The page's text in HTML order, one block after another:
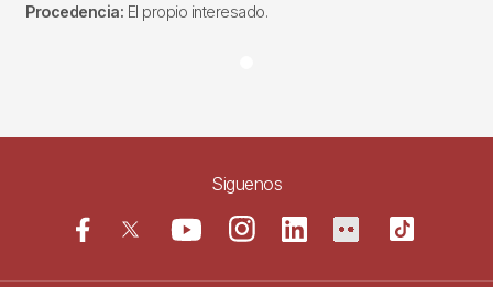
Procedencia: El propio interesado.
Siguenos